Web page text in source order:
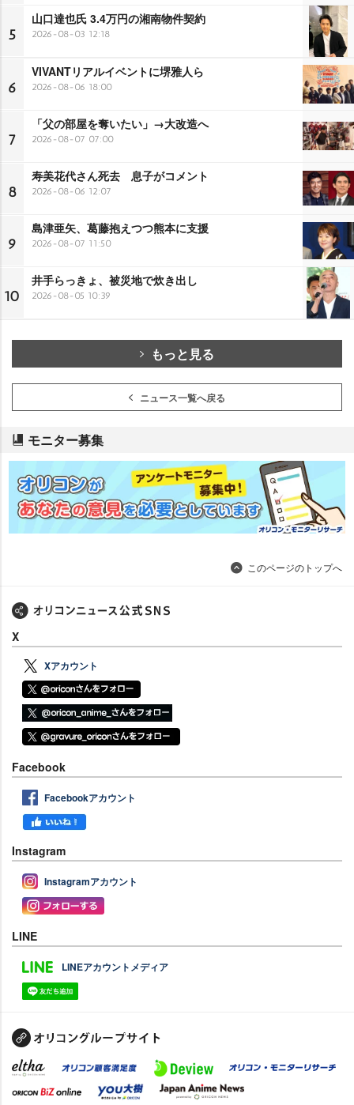
5
山口達也氏 3.4万円の湘南物件契約
2026-08-03 12:18
6
VIVANTリアルイベントに堺雅人ら
2026-08-06 18:00
7
「父の部屋を奪いたい」→大改造へ
2026-08-07 07:00
8
寿美花代さん死去 息子がコメント
2026-08-06 12:07
9
島津亜矢、葛藤抱えつつ熊本に支援
2026-08-07 11:50
10
井手らっきょ、被災地で炊き出し
2026-08-05 10:39
もっと見る
ニュース一覧へ戻る
モニター募集
このページのトップへ
X
Xアカウント
Facebook
Facebookアカウント
Instagram
Instagramアカウント
LINE
LINEアカウントメディア